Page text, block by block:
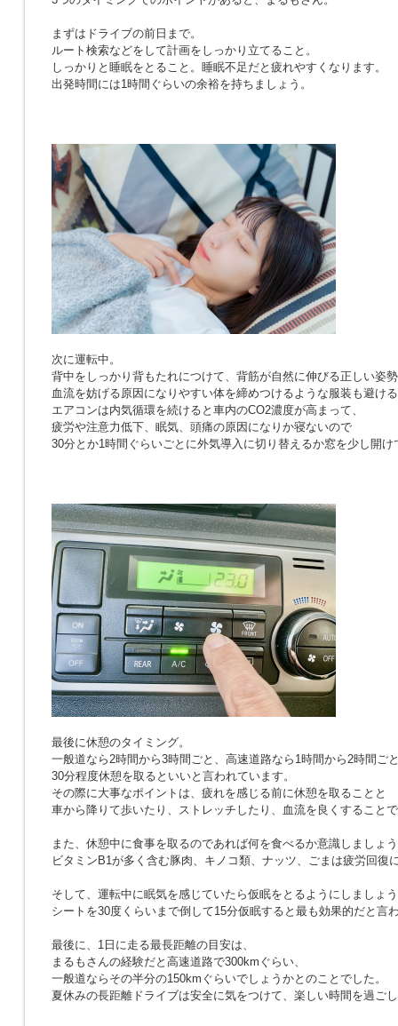
まずはドライブの前日まで。
ルート検索などをして計画をしっかり立てること。
しっかりと睡眠をとること。睡眠不足だと疲れやすくなります。
出発時間には1時間ぐらいの余裕を持ちましょう。
次に運転中。
背中をしっかり背もたれにつけて、背筋が自然に伸びる正しい姿
血流を妨げる原因になりやすい体を締めつけるような服装も避け
エアコンは内気循環を続けると車内のCO2濃度が高まって、
疲労や注意力低下、眠気、頭痛の原因になりか寝ないので
30分とか1時間ぐらいごとに外気導入に切り替えるか窓を少し開け
最後に休憩のタイミング。
一般道なら2時間から3時間ごと、高速道路なら1時間から2時間ご
30分程度休憩を取るといいと言われています。
その際に大事なポイントは、疲れを感じる前に休憩を取ることと
車から降りて歩いたり、ストレッチしたり、血流を良くすること
また、休憩中に食事を取るのであれば何を食べるか意識しましょ
ビタミンB1が多く含む豚肉、キノコ類、ナッツ、ごまは疲労回復
そして、運転中に眠気を感じていたら仮眠をとるようにしましょ
シートを30度くらいまで倒して15分仮眠すると最も効果的だと言
最後に、1日に走る最長距離の目安は、
まるもさんの経験だと高速道路で300kmぐらい、
一般道ならその半分の150kmぐらいでしょうかとのことでした。
夏休みの長距離ドライブは安全に気をつけて、楽しい時間を過ご